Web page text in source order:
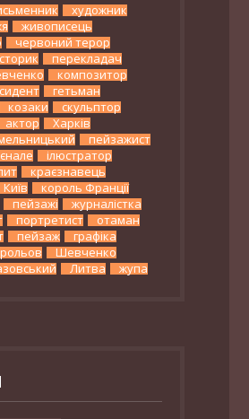
художник
живописець
червоний терор
перекладач
композитор
гетьман
козаки
скульптор
актор
Харків
пейзажист
ілюстратор
краєзнавець
Київ
король Франції
пейзажі
журналістка
портретист
отаман
пейзаж
графіка
Шевченко
Литва жупа